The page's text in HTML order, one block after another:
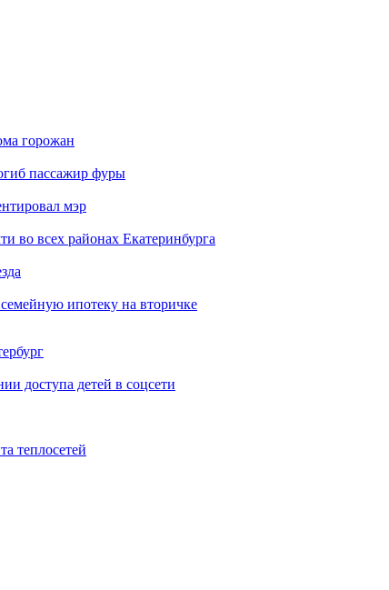
горожан
пассажир фуры
мэр
во всех районах Екатеринбурга
ипотеку на вторичке
доступа детей в соцсети
теплосетей